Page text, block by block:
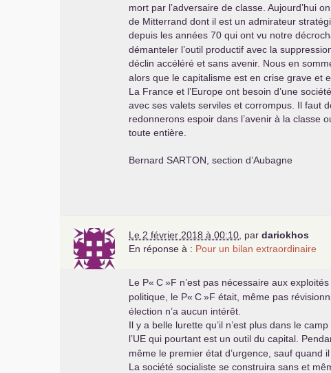
mort par l’adversaire de classe. Aujourd’hui
de Mitterrand dont il est un admirateur
depuis les années 70 qui ont vu notre
démanteler l’outil productif avec la
déclin accéléré et sans avenir. Nous en
alors que le capitalisme est en crise grave et
La France et l’Europe ont besoin d’une
avec ses valets serviles et corrompus. Il faut
redonnerons espoir dans l’avenir à la classe
toute entière.
Bernard SARTON , section d’Aubagne
Le 2 février 2018 à 00:10 par dariokhos
En réponse à : Pour un bilan extraordinaire
Le P« C»F n’est pas nécessaire aux
politique, le P« C»F était, même pas
élection n’a aucun intérêt.
Il y a belle lurette qu’il n’est plus dans le
l’UE qui pourtant est un outil du capital.
même le premier état d’urgence, sauf quand
La société socialiste se construira sans et